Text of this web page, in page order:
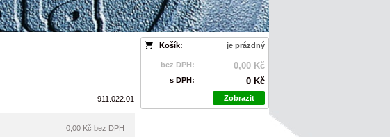
Košík: je prázdný
bez DPH: 0,00 Kč
s DPH: 0 Kč
Zobrazit
911.022.01
0,00 Kč bez DPH